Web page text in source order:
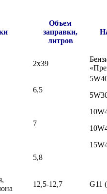
Объем
заправки,
литров
2х39
6,5
7
5,8
12,5-12,7 G11